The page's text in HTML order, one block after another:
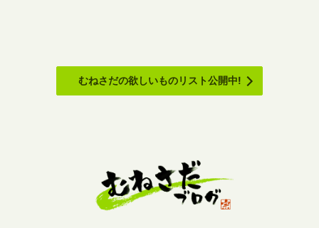
むねさだの欲しいものリスト公開中!